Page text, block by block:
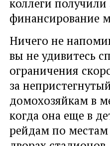
финансирование
Ничего не
вы не удивитесь
ограничения
за
домохозяйкам в
когда она еще в
рейдам по местам